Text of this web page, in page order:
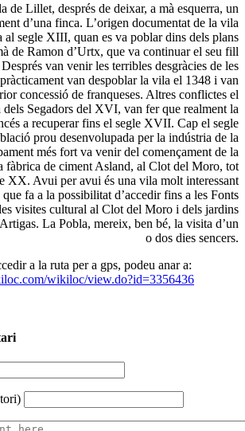
de Lillet, després de deixar, a mà esquerra, un
d’una finca. L’origen documentat de la vila
al segle XIII, quan es va poblar dins dels plans
de Ramon d’Urtx, que va continuar el seu fill
van venir les terribles desgràcies de les
van despoblar la vila el 1348 i van
concessió de franqueses. Altres conflictes el
Segadors del XVI, van fer que realment la
a recuperar fins el segle XVII. Cap el segle
prou desenvolupada per la indústria de la
més fort va venir del començament de la
fàbrica de ciment Asland, al Clot del Moro, tot
XX. Avui per avui és una vila molt interessant
fa a la possibilitat d’accedir fins a les Fonts
visites cultural al Clot del Moro i dels jardins
La Pobla, mereix, ben bé, la visita d’un
o dos dies sencers.
a la ruta per a gps, podeu anar a:
wikiloc/view.do?id=3356436